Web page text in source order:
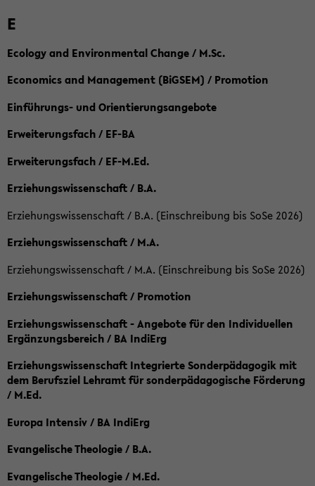
E
Ecology and Environmental Change / M.Sc.
Economics and Management (BiGSEM) / Promotion
Einführungs- und Orientierungsangebote
Erweiterungsfach / EF-BA
Erweiterungsfach / EF-M.Ed.
Erziehungswissenschaft / B.A.
Erziehungswissenschaft / B.A. (Einschreibung bis SoSe 2026)
Erziehungswissenschaft / M.A.
Erziehungswissenschaft / M.A. (Einschreibung bis SoSe 2026)
Erziehungswissenschaft / Promotion
Erziehungswissenschaft - Angebote für den Individuellen
Ergänzungsbereich / BA IndiErg
Erziehungswissenschaft Integrierte Sonderpädagogik mit
dem Berufsziel Lehramt für sonderpädagogische Förderung
/ M.Ed.
Europa Intensiv / BA IndiErg
Evangelische Theologie / B.A.
Evangelische Theologie / M.Ed.